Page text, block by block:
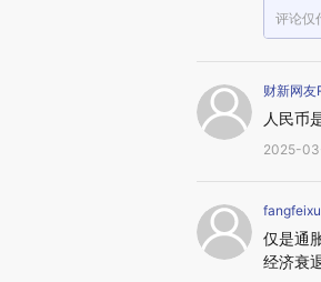
评论仅
财新网
人民币
2025-
fangfeixu
仅是通
经济衰